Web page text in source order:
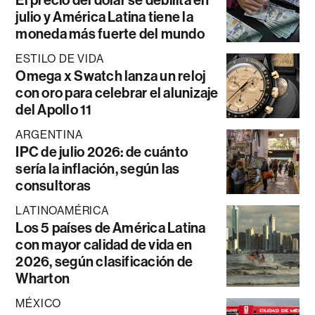
julio y América Latina tiene la
moneda más fuerte del mundo
ESTILO DE VIDA
Omega x Swatch lanza un reloj
con oro para celebrar el alunizaje
del Apollo 11
ARGENTINA
IPC de julio 2026: de cuánto
sería la inflación, según las
consultoras
LATINOAMÉRICA
Los 5 países de América Latina
con mayor calidad de vida en
2026, según clasificación de
Wharton
MÉXICO